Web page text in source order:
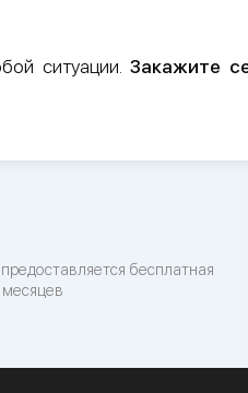
ситуации.Закажите
бесплатная
месяцев